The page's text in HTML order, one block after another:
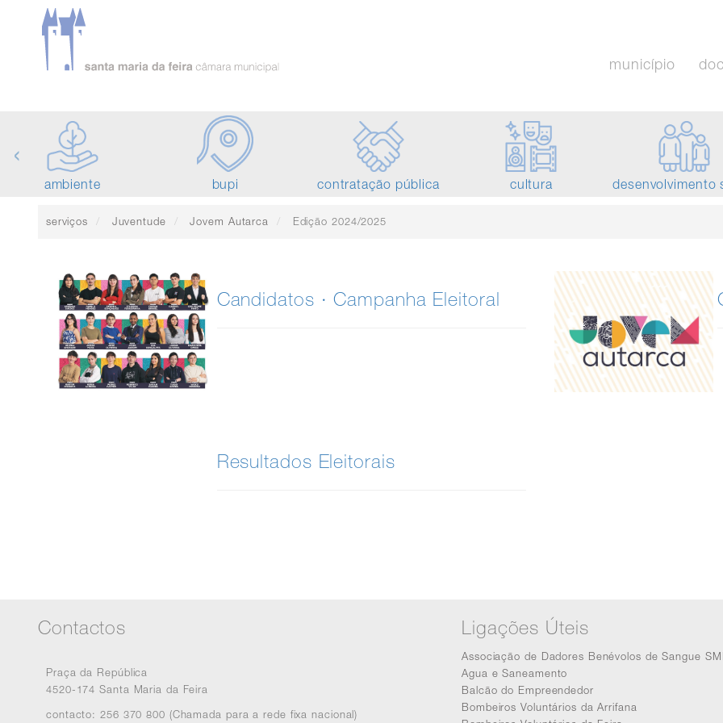
município
ambiente bupi contratação pública cultura desenvolvimento
‹
serviços Juventude Jovem Autarca Edição 2024/2025
Candidatos · Campanha Eleitoral
Resultados Eleitorais
Contactos
Praça da República
4520-174 Santa Maria da Feira
contacto: 256 370 800 (Chamada para a rede fixa nacional)
Ligações Úteis
Associação de Dadores Benévolos de Sangue
Agua e Saneamento
Balcão do Empreendedor
Bombeiros Voluntários da Arrifana